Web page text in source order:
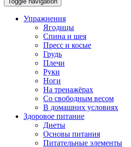
Упражнения
Ягодицы
Спина и шея
Пресс и косые
Грудь
Плечи
Руки
Ноги
На тренажёрах
Со свободным весом
В домашних условиях
Здоровое питание
Диеты
Основы питания
Питательные элементы